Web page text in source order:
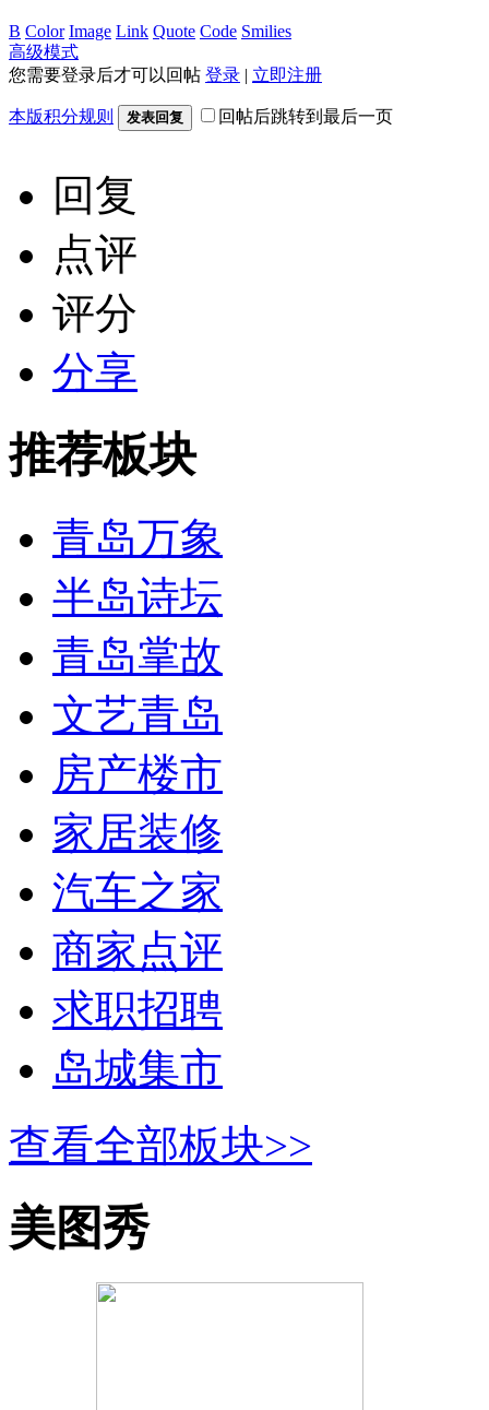
B Color Image Link Quote Code Smilies
高级模式
您需要登录后才可以回帖 登录 | 立即注册
本版积分规则 发表回复 回帖后跳转到最后一页
回复
点评
评分
分享
推荐板块
青岛万象
半岛诗坛
青岛掌故
文艺青岛
房产楼市
家居装修
汽车之家
商家点评
求职招聘
岛城集市
查看全部板块>>
美图秀